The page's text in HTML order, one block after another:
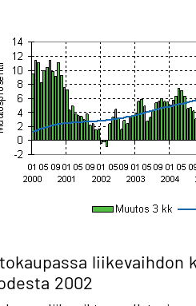
liikevaihdon
2002